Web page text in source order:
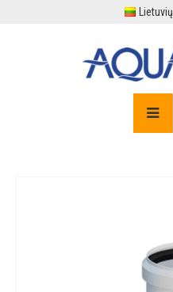
Lietuvių